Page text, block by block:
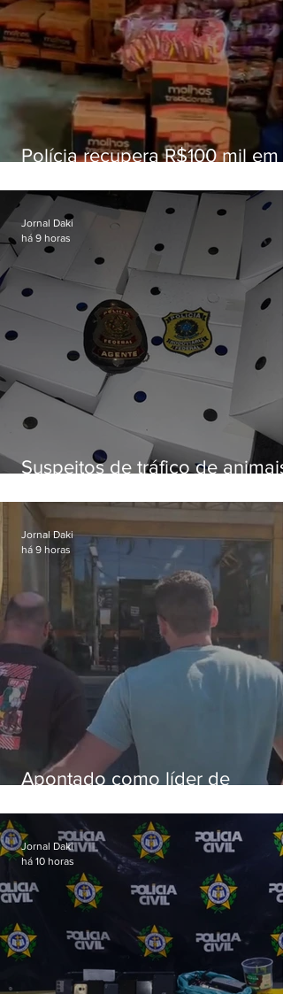
Polícia recupera R$100 mil em
Fluminense
Suspeitos de tráfico de animais
aves
Jornal Daki
há 9 horas
Apontado como líder de
aposentados é preso
Jornal Daki
há 9 horas
Jornal Daki
há 10 horas